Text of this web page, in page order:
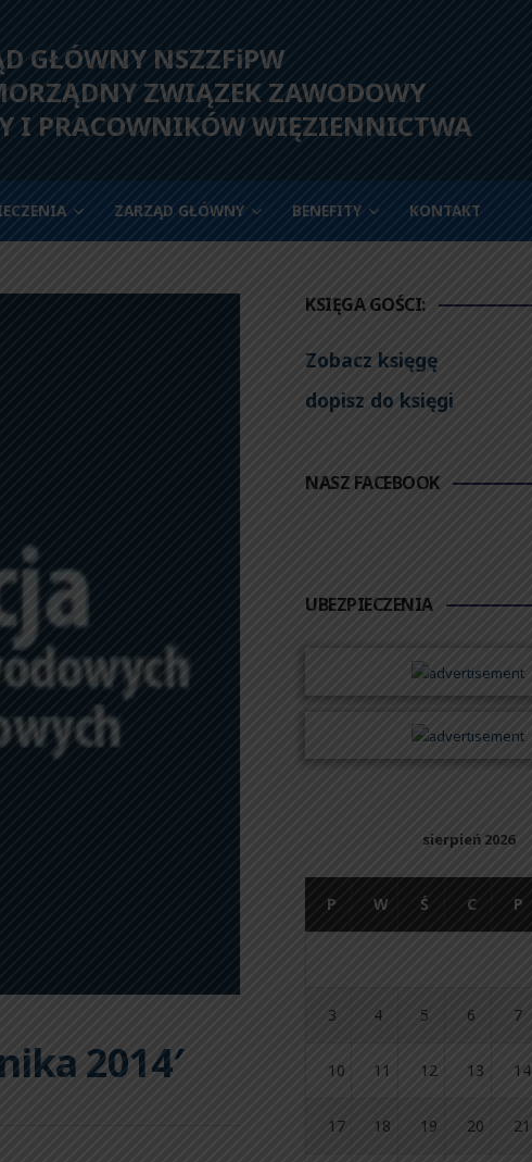
NSZZFiPW
ZWIĄZEK ZAWODOWY
I PRACOWNIKÓW WIĘZIENNICTWA
ZARZĄD GŁÓWNY BENEFITY KONTAKT
2014′
KSIĘGA GOŚCI:
Zobacz księgę
dopisz do księgi
NASZ FACEBOOK
UBEZPIECZENIA
sierpień 2026
P W Ś C P
3 4 5 6 7
10 11 12 13 14
17 18 19 20 21